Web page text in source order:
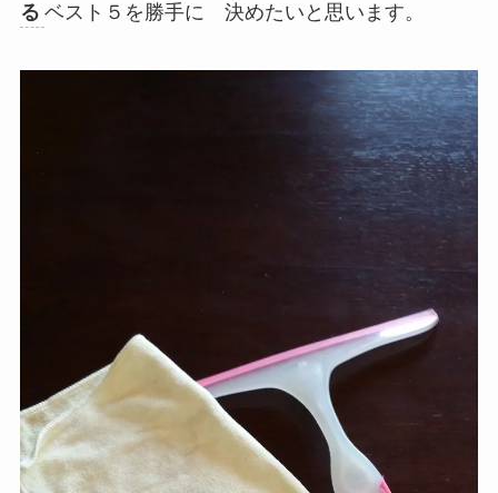
る ベスト５を勝手に 決めたいと思います。